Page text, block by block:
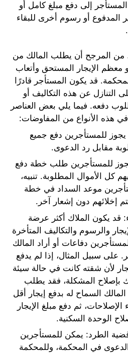
إلى دفع مبلغ كامل أو
المدفوع أو رسوم أخرى للبقاء
من المرجح أن يطلب المالك من
معظم الإيجار المستحق وأتعاب
قد يكون المستأجر قادرًا
التنازل عن هذه التكاليف أو
دفعه. فيما يلي بعض العناصر
في هذه الأنواع من المفاوضات:
يجوز للمستأجرين دفع جميع
مقابل رد الدعوى.
للمستأجرين طلب خطة دفع
كل الأموال المطلوبة. تنبيه،
موعد السداد في خطة
إخلائهم دون إشعار آخر.
قد يكون الملاك أكثر عرضة
والرسوم والتكاليف المتأخرة
دفاعات أو أراد المالك
على سبيل المثال، إذا لم يدفع
لأن شقته كانت في حالة سيئة
بإصلاح المشكلة، فقد يطلب
السماح له بدفع إيجار أقل
ثم دفع مبلغ الإيجار
الوحدة السكنية.
الطرد: يمكن للمستأجرين
في المحكمة، وللمحكمة